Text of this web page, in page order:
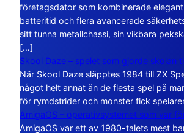
företagsdator som kombinerade
batteritid och flera avancerade
sitt tunna metallchassi, sin vikbara
[…]
Skool Daze – spelet som gjorde skolan
När Skool Daze släpptes 1984 till ZX
något helt annat än de flesta spel på
för rymdstrider och monster fick
AmigaOS – operativsystemet som var
AmigaOS var ett av 1980-talets mest